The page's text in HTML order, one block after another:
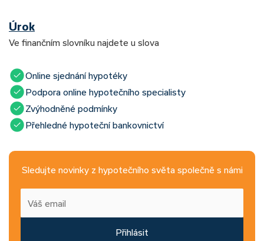
Úrok
Ve finančním slovníku najdete u slova
Online sjednání hypotéky
Podpora online hypotečního specialisty
Zvýhodněné podmínky
Přehledné hypoteční bankovnictví
Sledujte novinky z hypotečního světa společně s námi
Přihlásit